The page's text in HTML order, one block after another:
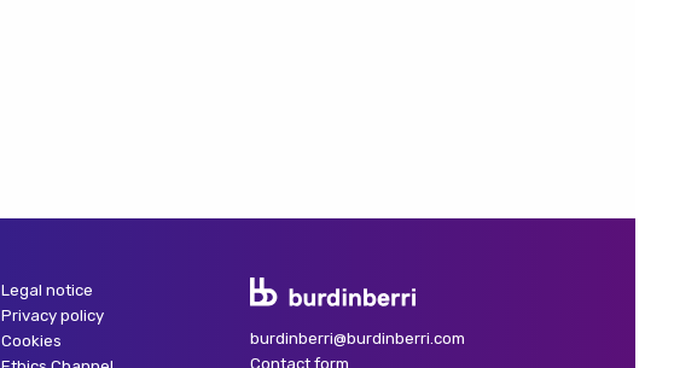
Legal notice
Privacy policy
Cookies
burdinberri@burdinberri.com
Contact form